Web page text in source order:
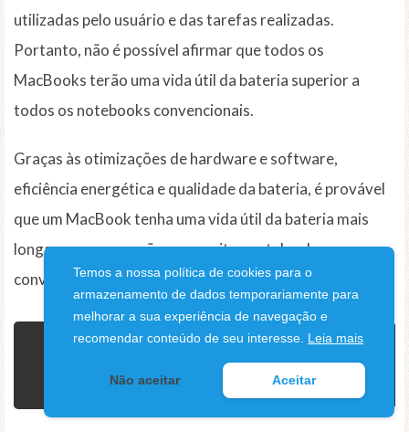
utilizadas pelo usuário e das tarefas realizadas.
Portanto, não é possível afirmar que todos os
MacBooks terão uma vida útil da bateria superior a
todos os notebooks convencionais.
Graças às otimizações de hardware e software,
eficiência energética e qualidade da bateria, é provável
que um MacBook tenha uma vida útil da bateria mais
longa em comparação com muitos notebooks
convencionais.
Duração da bateria do
MacBook
Temos a nossa política de cookies para o
armazenamento de dados temporariamente para
melhorar a sua experiência de navegação e
recomendar conteúdo de seu interesse. Leia mais
Não aceitar Aceitar